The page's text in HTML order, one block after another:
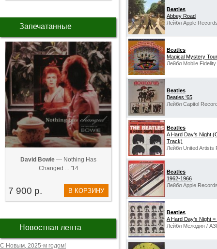
Запечатанные
David Bowie — Nothing Has
Changed ... '14
7 900 р. В КОРЗИНУ
Новостная лента
С Новым, 2025-м годом!
Beatles
Abbey Road
Лейбл Apple
Beatles
Magical Mystery Tour
Лейбл Mobile
Beatles
Beatles '65
Лейбл Capitol
Beatles
A Hard Day's Night
Track)
Лейбл United Artists
Beatles
1962-1966
Лейбл Apple
Beatles
A Hard Day's Night
Лейбл Мелодия /